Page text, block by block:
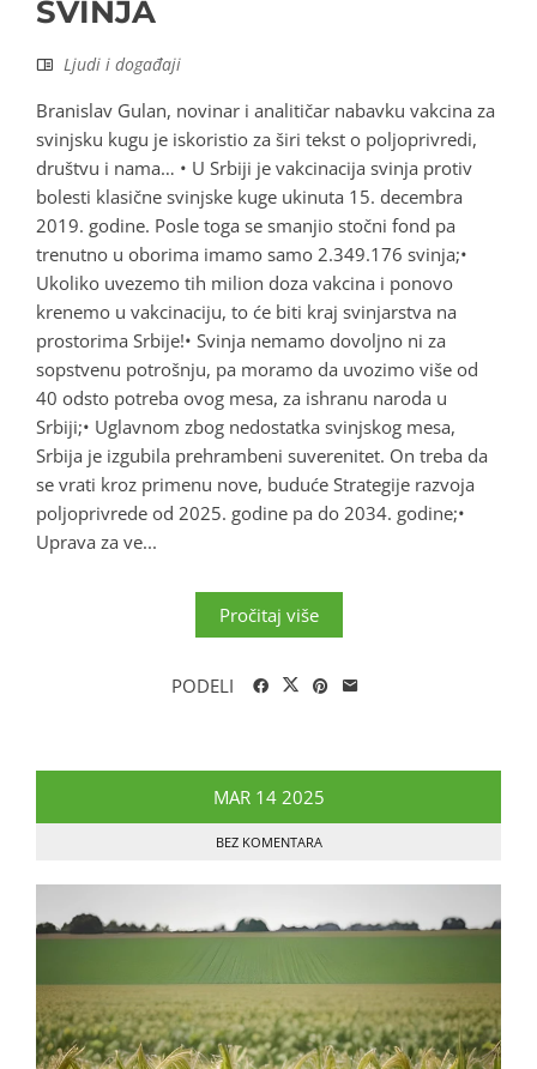
SVINJA
Ljudi i događaji
Branislav Gulan, novinar i analitičar nabavku vakcina za
svinjsku kugu je iskoristio za širi tekst o poljoprivredi,
društvu i nama… • U Srbiji je vakcinacija svinja protiv
bolesti klasične svinjske kuge ukinuta 15. decembra
2019. godine. Posle toga se smanjio stočni fond pa
trenutno u oborima imamo samo 2.349.176 svinja;•
Ukoliko uvezemo tih milion doza vakcina i ponovo
krenemo u vakcinaciju, to će biti kraj svinjarstva na
prostorima Srbije!• Svinja nemamo dovoljno ni za
sopstvenu potrošnju, pa moramo da uvozimo više od
40 odsto potreba ovog mesa, za ishranu naroda u
Srbiji;• Uglavnom zbog nedostatka svinjskog mesa,
Srbija je izgubila prehrambeni suverenitet. On treba da
se vrati kroz primenu nove, buduće Strategije razvoja
poljoprivrede od 2025. godine pa do 2034. godine;•
Uprava za ve...
Pročitaj više
PODELI
MAR 14 2025
BEZ KOMENTARA